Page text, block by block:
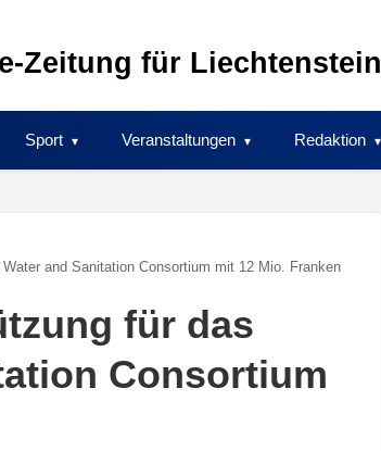
Zeitung für Liechtenstein
Sport Veranstaltungen Redaktion
and Sanitation Consortium mit 12 Mio. Franken
für das
Consortium